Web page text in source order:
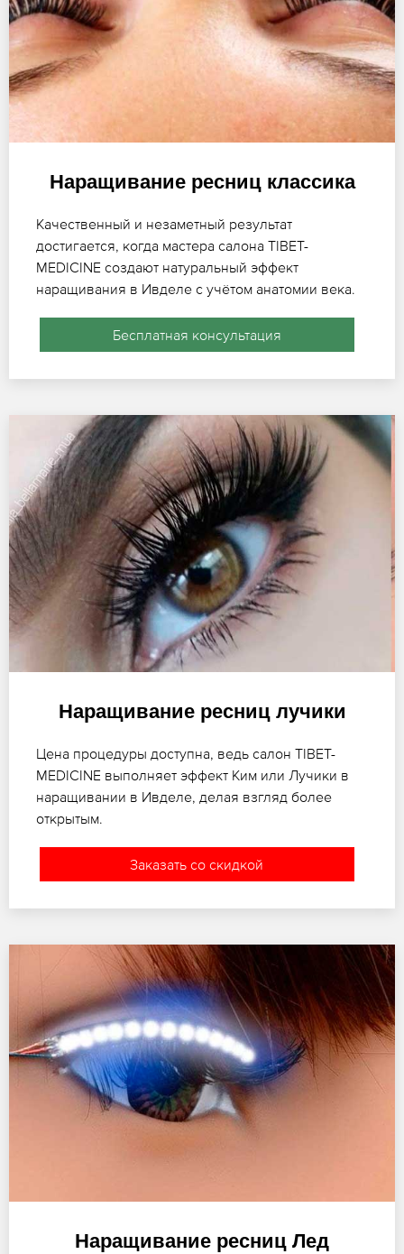
Наращивание ресниц классика
Качественный и незаметный результат
достигается, когда мастера салона TIBET-
MEDICINE создают натуральный эффект
наращивания в Ивделе с учётом анатомии века.
Бесплатная консультация
Наращивание ресниц лучики
Цена процедуры доступна, ведь салон TIBET-
MEDICINE выполняет эффект Ким или Лучики в
наращивании в Ивделе, делая взгляд более
открытым.
Заказать со скидкой
Наращивание ресниц Лед